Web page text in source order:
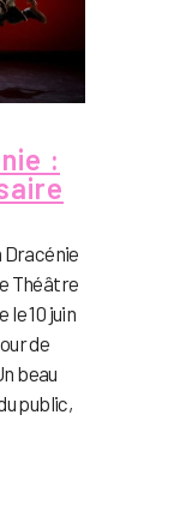
:
Dracénie
Théâtre
le 10 juin
de
beau
public,